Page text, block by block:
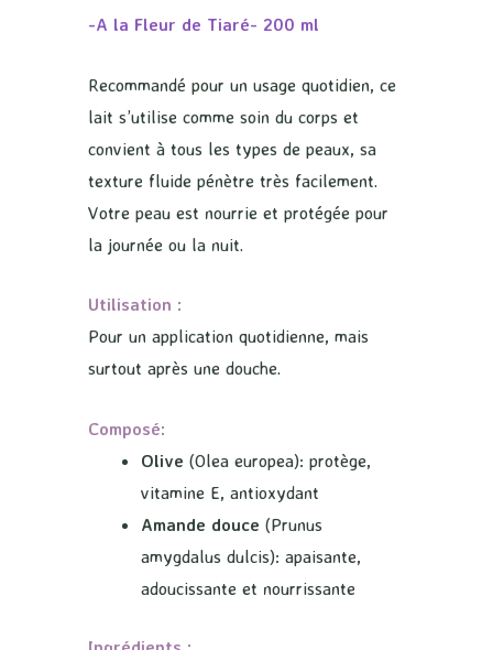
-A la Fleur de Tiaré- 200 ml
Recommandé pour un usage quotidien, ce
lait s’utilise comme soin du corps et
convient à tous les types de peaux, sa
texture fluide pénètre très facilement.
Votre peau est nourrie et protégée pour
la journée ou la nuit.
Utilisation :
Pour un application quotidienne, mais
surtout après une douche.
Composé:
Olive (Olea europea): protège,
vitamine E, antioxydant
Amande douce (Prunus
amygdalus dulcis): apaisante,
adoucissante et nourrissante